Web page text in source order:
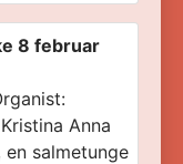
8 februar
Anna
en salmetunge